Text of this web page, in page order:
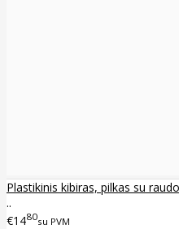
Plastikinis kibiras, pilkas su
..
€1480su PVM